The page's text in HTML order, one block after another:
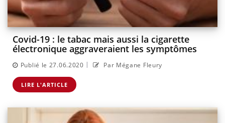
Covid-19 : le tabac mais aussi la cigarette
électronique aggraveraient les symptômes
Publié le 27.06.2020 | Par Mégane Fleury
LIRE L'ARTICLE